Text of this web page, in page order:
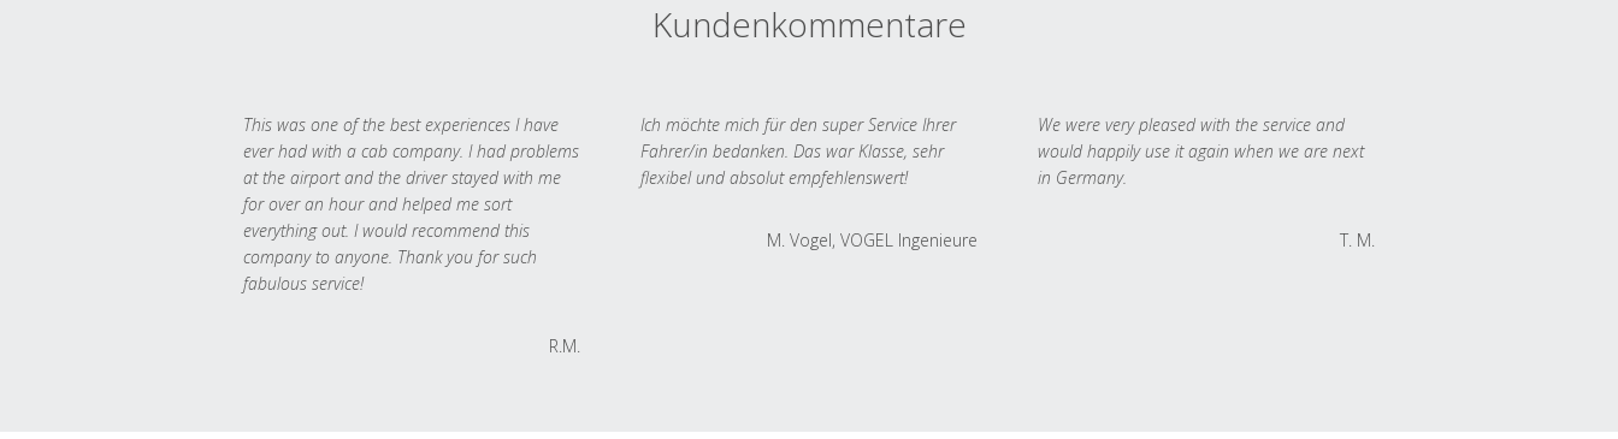
Kundenkommentare
This was one of the best experiences I have
ever had with a cab company. I had problems
at the airport and the driver stayed with me
for over an hour and helped me sort
everything out. I would recommend this
company to anyone. Thank you for such
fabulous service!
R.M.
Ich möchte mich für den super Service Ihrer
Fahrer/in bedanken. Das war Klasse, sehr
flexibel und absolut empfehlenswert!
M. Vogel, VOGEL Ingenieure
We were very pleased with the service and
would happily use it again when we are next
in Germany.
T. M.